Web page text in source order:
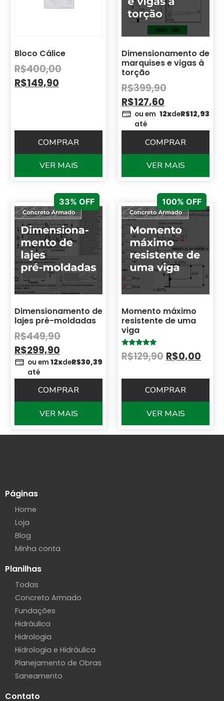
Bloco Cálice
R$400,00
R$149,90
COMPRAR
VER MAIS
Dimensionamento de
marquises e vigas à
torção
R$399,90
R$127,60
ou em
até
12xdeR$12,93
COMPRAR
VER MAIS
33% OFF
Dimensionamento de
lajes pré-moldadas
R$449,90
R$299,90
ou em
até
12xdeR$30,39
COMPRAR
VER MAIS
100% OFF
Momento máximo
resistente de uma
viga
Avaliação
5.00
R$129,90 R$0,00
COMPRAR
VER MAIS
Páginas
Home
Loja
Blog
Minha conta
Planilhas
Todas
Concreto Armado
Fundações
Hidráulica
Hidrologia
Hidrologia e Hidráulica
Planejamento de Obras
Saneamento
Contato